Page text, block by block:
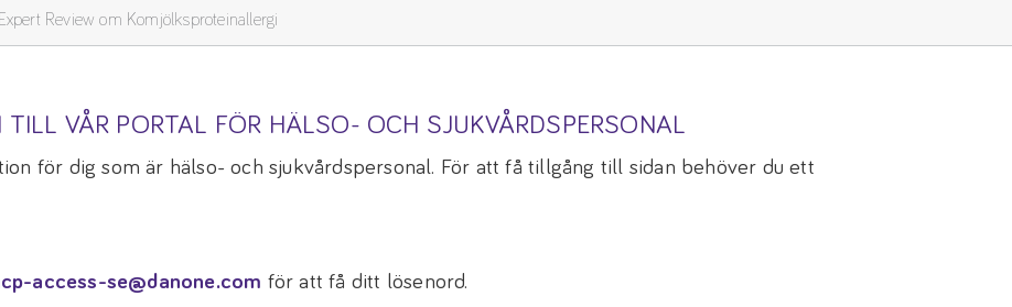
Review om Komjölksproteinallergi
TILL VÅR PORTAL FÖR HÄLSO- OCH SJUKVÅRDSPERSONAL
för dig som är hälso- och sjukvårdspersonal. För att få tillgång till sidan behöver du ett
access-se@danone.com för att få ditt lösenord.